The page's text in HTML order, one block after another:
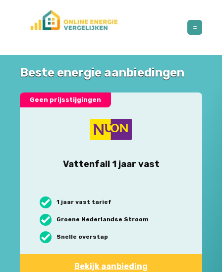
Beste energie aanbiedingen
Geen prijsstijgingen
Vattenfall 1 jaar vast
1 jaar vast tarief
Groene Nederlandse Stroom
Snelle overstap
Bekijk aanbieding